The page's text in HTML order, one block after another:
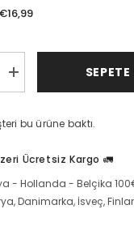
€16,99
Çinko
Zincup
için
SEPETE
bu ürüne baktı.
Ücretsiz Kargo 🚛
- Hollanda - Belçika
Danimarka, İsveç,